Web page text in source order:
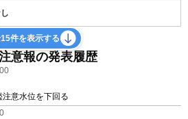
件を表示する
意報の発表履歴
注意水位を下回る